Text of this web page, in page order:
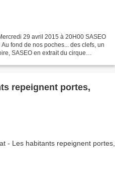
29 avril 2015 à 20H00 SASEO
fond de nos poches... des clefs, un
SASEO en extrait du cirque
repeignent portes,